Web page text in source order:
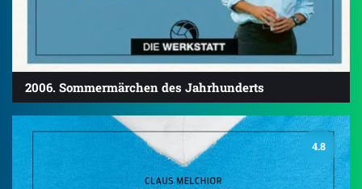
2006. Sommermärchen des Jahrhunderts
4.8